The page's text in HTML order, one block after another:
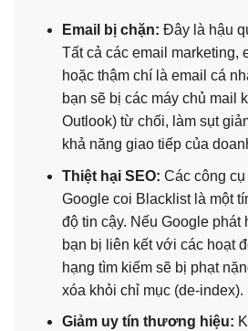
Email bị chặn: Đây là hậu
Tất cả các email marketing,
hoặc thậm chí là email cá
bạn sẽ bị các máy chủ mail
Outlook) từ chối, làm sụt
khả năng giao tiếp của
Thiệt hại SEO: Các công
Google coi Blacklist là một
độ tin cậy. Nếu Google phát
bạn bị liên kết với các hoạt
hạng tìm kiếm sẽ bị phạt
xóa khỏi chỉ mục (de-index).
Giảm uy tín thương hiệu: